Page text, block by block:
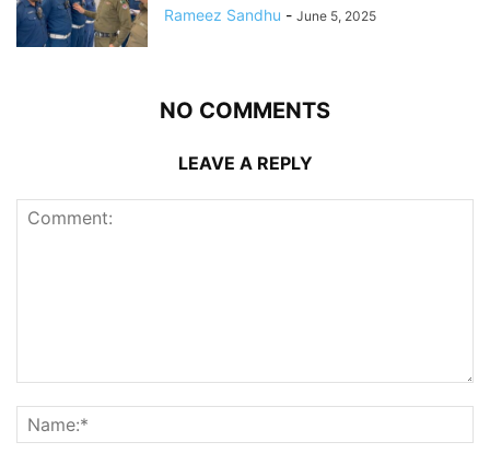
Rameez Sandhu - June 5, 2025
NO COMMENTS
LEAVE A REPLY